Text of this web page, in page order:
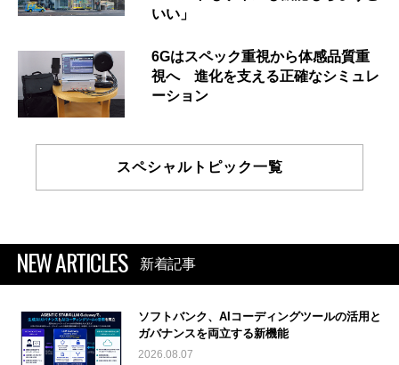
いい」
6Gはスペック重視から体感品質重
視へ 進化を支える正確なシミュレ
ーション
スペシャルトピック一覧
NEW ARTICLES 新着記事
ソフトバンク、AIコーディングツールの活用と
ガバナンスを両立する新機能
2026.08.07